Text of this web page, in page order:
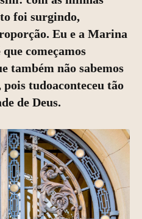
foi surgindo,
Eu e a Marina
começamos
também não sabemos
tudoaconteceu tão
de Deus.